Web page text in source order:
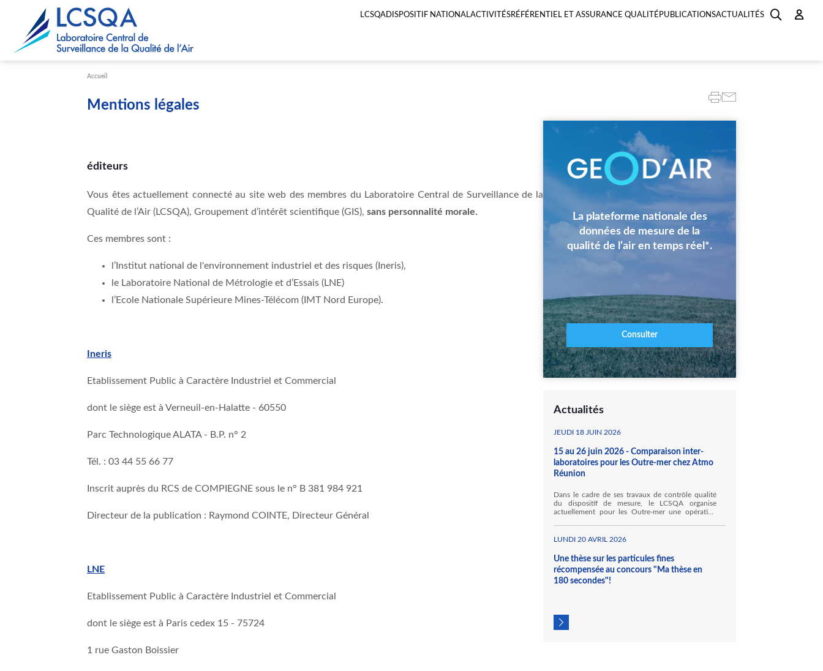
LCSQADISPOSITIF NATIONALACTIVITÉSRÉFÉRENTIEL ET ASSURANCE QUALITÉ PUBLICATIONSACTUALITÉS
Accueil
Mentions légales
éditeurs
Vous êtes actuellement connecté au site web des membres du Laboratoire Central de Surveillance de la
Qualité de l’Air (LCSQA), Groupement d’intérêt scientifique (GIS), sans personnalité morale.
Ces membres sont :
l’Institut national de l'environnement industriel et des risques (Ineris),
le Laboratoire National de Métrologie et d’Essais (LNE)
l’Ecole Nationale Supérieure Mines-Télécom (IMT Nord Europe).
Ineris
Etablissement Public à Caractère Industriel et Commercial
dont le siège est à Verneuil-en-Halatte - 60550
Parc Technologique ALATA - B.P. n° 2
Tél. : 03 44 55 66 77
Inscrit auprès du RCS de COMPIEGNE sous le n° B 381 984 921
Directeur de la publication : Raymond COINTE, Directeur Général
LNE
Etablissement Public à Caractère Industriel et Commercial
dont le siège est à Paris cedex 15 - 75724
1 rue Gaston Boissier
Image
La plateforme nationale des
données de mesure de la
qualité de l’air en temps réel*.
Consulter
Actualités
JEUDI 18 JUIN 2026
15 au 26 juin 2026 - Comparaison inter-
laboratoires pour les Outre-mer chez Atmo
Réunion
Dans le cadre de ses travaux de contrôle qualité
du dispositif de mesure, le LCSQA organise
actuellement pour les Outre-mer une opération
inorganiques. Ainsi, Atmo Réunion accueille, au
et l'Ineris au titre de ses travaux pour le LCSQA.
LUNDI 20 AVRIL 2026
Une thèse sur les particules fines
récompensée au concours "Ma thèse en
180 secondes"!
Paramétrer les cookies